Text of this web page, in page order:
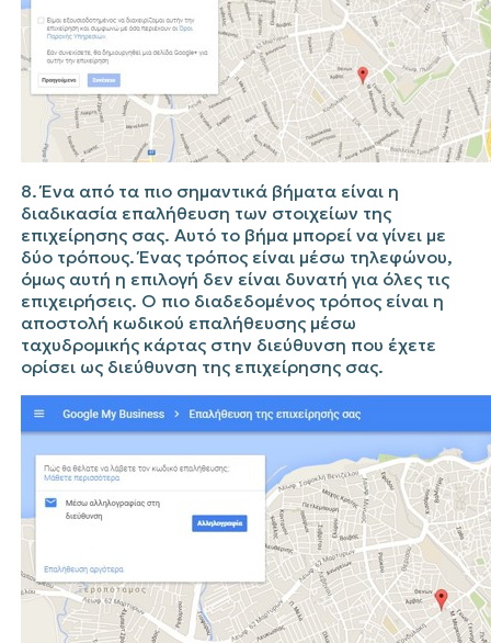
8. Ένα από τα πιο σημαντικά βήματα είναι η
διαδικασία επαλήθευση των στοιχείων της
επιχείρησης σας. Αυτό το βήμα μπορεί να γίνει με
δύο τρόπους. Ένας τρόπος είναι μέσω τηλεφώνου,
όμως αυτή η επιλογή δεν είναι δυνατή για όλες τις
επιχειρήσεις. Ο πιο διαδεδομένος τρόπος είναι η
αποστολή κωδικού επαλήθευσης μέσω
ταχυδρομικής κάρτας στην διεύθυνση που έχετε
ορίσει ως διεύθυνση της επιχείρησης σας.